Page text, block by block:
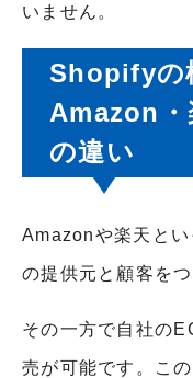
いません。
Shopifyの
Amazon・
の違い
Amazonや楽天と
の提供元と顧客を
その一方で自社の
売が可能です。こ